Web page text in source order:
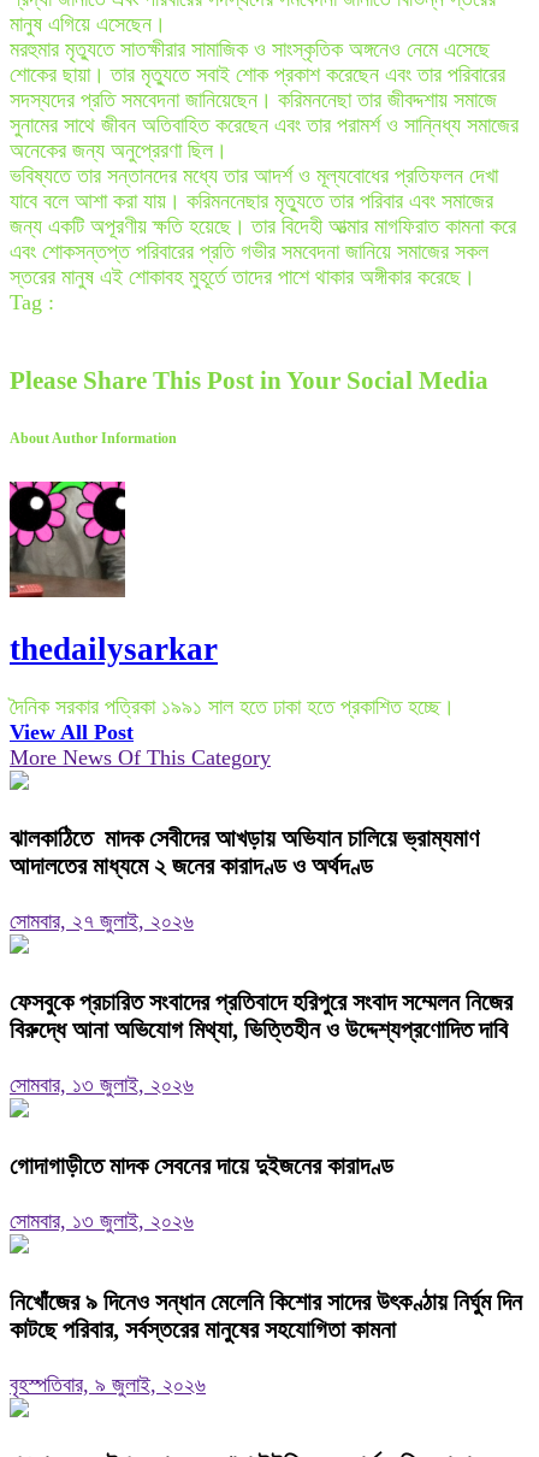
মানুষ এগিয়ে এসেছেন।
মরহুমার মৃত্যুতে সাতক্ষীরার সামাজিক ও সাংস্কৃতিক অঙ্গনেও নেমে এসেছে
শোকের ছায়া। তার মৃত্যুতে সবাই শোক প্রকাশ করেছেন এবং তার পরিবারের
সদস্যদের প্রতি সমবেদনা জানিয়েছেন। করিমননেছা তার জীবদ্দশায় সমাজে
সুনামের সাথে জীবন অতিবাহিত করেছেন এবং তার পরামর্শ ও সান্নিধ্য সমাজের
অনেকের জন্য অনুপ্রেরণা ছিল।
ভবিষ্যতে তার সন্তানদের মধ্যে তার আদর্শ ও মূল্যবোধের প্রতিফলন দেখা
যাবে বলে আশা করা যায়। করিমননেছার মৃত্যুতে তার পরিবার এবং সমাজের
জন্য একটি অপূরণীয় ক্ষতি হয়েছে। তার বিদেহী আত্মার মাগফিরাত কামনা করে
এবং শোকসন্তপ্ত পরিবারের প্রতি গভীর সমবেদনা জানিয়ে সমাজের সকল
স্তরের মানুষ এই শোকাবহ মুহূর্তে তাদের পাশে থাকার অঙ্গীকার করেছে।
Tag :
Please Share This Post in Your Social Media
About Author Information
thedailysarkar
দৈনিক সরকার পত্রিকা ১৯৯১ সাল হতে ঢাকা হতে প্রকাশিত হচ্ছে।
View All Post
More News Of This Category
ঝালকাঠিতে মাদক সেবীদের আখড়ায় অভিযান চালিয়ে ভ্রাম্যমাণ
আদালতের মাধ্যমে ২ জনের কারাদণ্ড ও অর্থদণ্ড
সোমবার, ২৭ জুলাই, ২০২৬
ফেসবুকে প্রচারিত সংবাদের প্রতিবাদে হরিপুরে সংবাদ সম্মেলন নিজের
বিরুদ্ধে আনা অভিযোগ মিথ্যা, ভিত্তিহীন ও উদ্দেশ্যপ্রণোদিত দাবি
সোমবার, ১৩ জুলাই, ২০২৬
গোদাগাড়ীতে মাদক সেবনের দায়ে দুইজনের কারাদণ্ড
সোমবার, ১৩ জুলাই, ২০২৬
নিখোঁজের ৯ দিনেও সন্ধান মেলেনি কিশোর সাদের উৎকণ্ঠায় নির্ঘুম দিন
কাটছে পরিবার, সর্বস্তরের মানুষের সহযোগিতা কামনা
বৃহস্পতিবার, ৯ জুলাই, ২০২৬